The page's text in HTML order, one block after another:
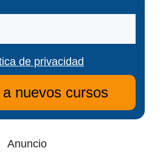
de privacidad
Anuncio